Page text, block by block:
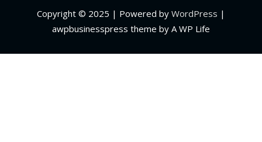
Copyright © 2025 | Powered by WordPress |
awpbusinesspress theme by A WP Life